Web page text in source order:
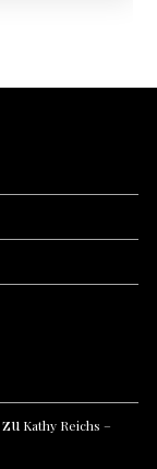
zu Kathy Reichs –